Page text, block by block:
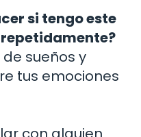
si tengo este
sueños y
tus emociones